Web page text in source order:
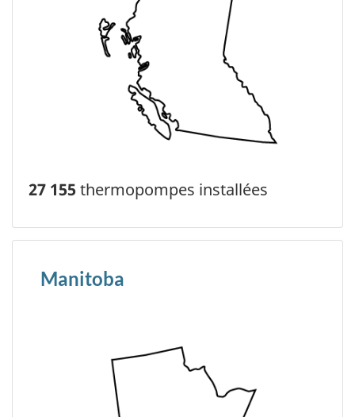
27 155thermopompes installées
Manitoba